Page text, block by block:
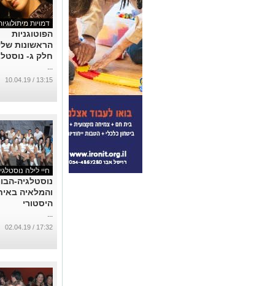
דמויות
הפוטוגניות
הראשונות
חלק ג-
...
13:15 / 10.04.19
חיי לילה
נוסטלגיה-
והמלאיה
היסטורי
...
17:32 / 02.04.19